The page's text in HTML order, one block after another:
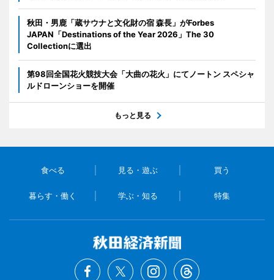
秋田・男鹿「蔵サウナと文化財の宿 森長」がForbes
JAPAN「Destinations of the Year 2026」The 30
Collectionに選出
第98回全国花火競技大会「大曲の花火」にてノートン スペシャ
ルドローンショーを開催
もっと見る
食べる 見る・遊ぶ 買う
暮らす・働く 学ぶ・知る 特集